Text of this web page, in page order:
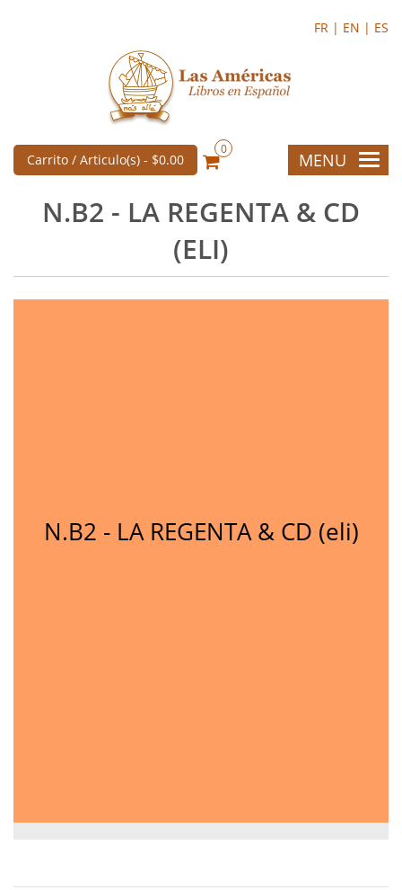
FR | EN | ES
Carrito / Articulo(s) - $0.00
0
MENU
N.B2 - LA REGENTA & CD
(ELI)
N.B2 - LA REGENTA & CD (eli)